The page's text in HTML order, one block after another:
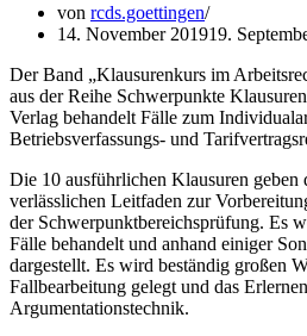
von rcds.goettingen
14. November 201919.
Der Band „Klausurenkurs im
aus der Reihe Schwerpunkte
Verlag behandelt Fälle zum
Betriebsverfassungs- und
Die 10 ausführlichen Klausuren geben
verlässlichen Leitfaden zur
der Schwerpunktbereichsprüfung. Es
Fälle behandelt und anhand einiger
dargestellt. Es wird beständig großen
Fallbearbeitung gelegt und das
Argumentationstechnik.